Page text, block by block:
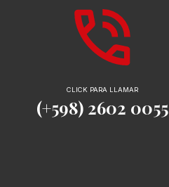
CLICK PARA LLAMAR
(+598) 2602 0055